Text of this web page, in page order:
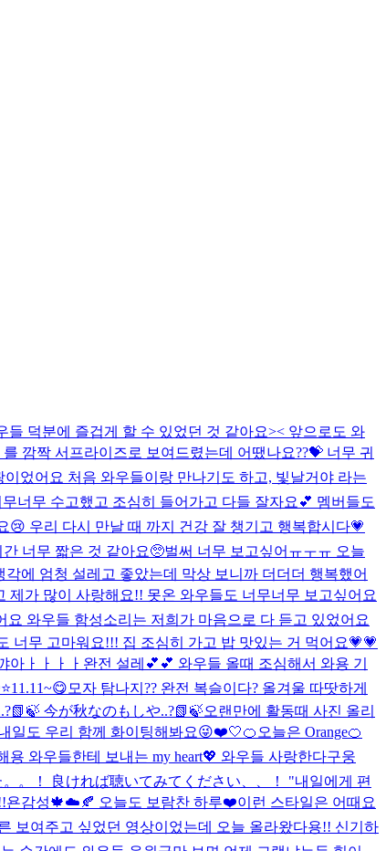
덕분에 즐겁게 할 수 있었던 것 같아요>< 앞으로도 와
깜짝 서프라이즈로 보여드렸는데 어땠나요??💝 너무 귀
었어요 처음 와우들이랑 만나기도 하고, 빛날거야 라는
너무 수고했고 조심히 들어가고 다들 잘자요💕 멤버들도
우리 다시 만날 때 까지 건강 잘 챙기고 행복합시다💗
너무 짧은 것 같아요🥺벌써 너무 보고싶어ㅠㅜㅠ 오늘
에 엄청 설레고 좋았는데 막상 보니까 더더더 행복했어
가 많이 사랑해요!! 못온 와우들도 너무너무 보고싶어요
와우들 함성소리는 저희가 마음으로 다 듣고 있었어요
너무 고마워요!!! 집 조심히 가고 밥 맛있는 거 먹어요💗💗
ㅏㅏㅏㅏ완전 설레💕💕 와우들 올때 조심해서 와용 기
11.11~😋 모자 탐나지?? 완전 복슬이다? 올겨울 따땃하게
今が秋なのもしや..?📗🍃오랜만에 활동때 사진 올리
일도 우리 함께 화이팅해봐요😜❤️🤍🍊오늘은 Orange🍊
와우들한테 보내는 my heart💖 와우들 사랑한다구웅
。！ 良ければ聴いてみてください、、！ "내일에게 편
욘감성🍁☁️🍂 오늘도 보람찬 하루❤️이런 스타일은 어때요
보여주고 싶었던 영상이었는데 오늘 올라왔다용!! 신기하